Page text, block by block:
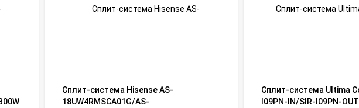
Сплит-система Hisense AS-
18UW4RMSCA01G/AS-
Сплит-система Ultima
I09PN-IN/SIR-I09PN-